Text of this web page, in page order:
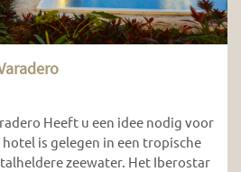
Heeft u een idee nodig voor
hotel is gelegen in een tropische
zeewater. Het Iberostar